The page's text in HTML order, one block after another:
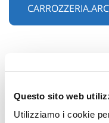
Questo sito web
Utilizziamo i cookie